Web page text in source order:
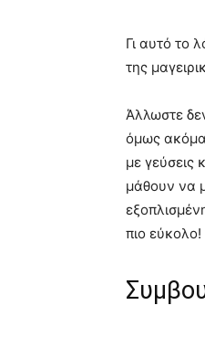
Γι αυτό το
της
Άλλωστε
όμως ακόμα
με γεύσεις
μάθουν να
πιο εύκολο!